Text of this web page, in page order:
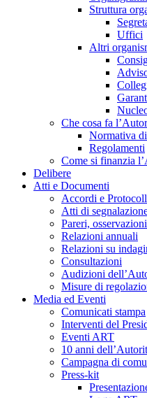
Struttura
Uffici
Altri
Che cosa fa
Normativa
Regolamenti
Come si finanzia
Delibere
Atti e Documenti
Accordi e
Atti di
Pareri,
Relazioni annuali
Relazioni su
Consultazioni
Audizioni
Misure di
Media ed Eventi
Comunicati stampa
Interventi del
Eventi ART
10 anni
Campagna di
Press-kit